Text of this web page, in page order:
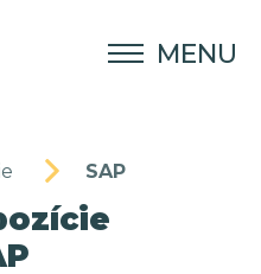
MENU
SAP